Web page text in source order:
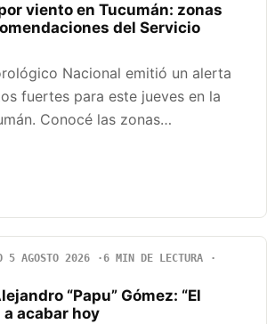
viento en Tucumán: zonas
del Servicio
Nacional emitió un alerta
fuertes para este jueves en la
Conocé las zonas…
5 AGOSTO 2026
6 MIN DE LECTURA
“Papu” Gómez: “El
a acabar hoy